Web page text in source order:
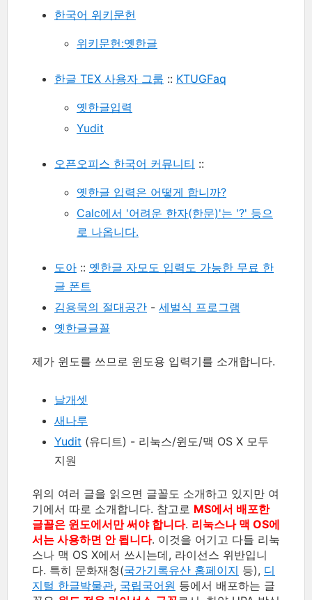
한국어 위키문헌
위키문헌:옛한글
한글 TEX 사용자 그룹 :: KTUGFaq
옛한글입력
Yudit
오픈오피스 한국어 커뮤니티 ::
옛한글 입력은 어떻게 합니까?
Calc에서 '어려운 한자(한문)'는 '?' 등으
로 나옵니다.
도아 :: 옛한글 자모도 입력도 가능한 무료 한
글 폰트
김용묵의 절대공간 - 세벌식 프로그램
옛한글글꼴
제가 윈도를 쓰므로 윈도용 입력기를 소개합니다.
날개셋
새나루
Yudit (유디트) - 리눅스/윈도/맥 OS X 모두
지원
위의 여러 글을 읽으면 글꼴도 소개하고 있지만 여
기에서 따로 소개합니다. 참고로 MS에서 배포한
글꼴은 윈도에서만 써야 합니다. 리눅스나 맥 OS에
서는 사용하면 안 됩니다. 이것을 어기고 다들 리눅
스나 맥 OS X에서 쓰시는데, 라이선스 위반입니
다. 특히 문화재청(국가기록유산 홈페이지 등), 디
지털 한글박물관, 국립국어원 등에서 배포하는 글